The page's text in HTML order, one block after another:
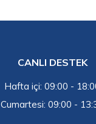
CANLI DESTEK
Hafta içi: 09:00 -
Cumartesi: 09:00 -